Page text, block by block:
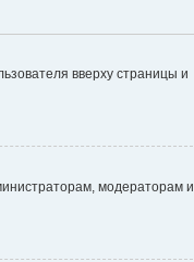
вверху страницы и
модераторам и